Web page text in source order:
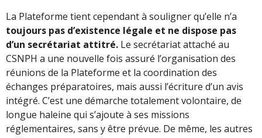
La Plateforme tient cependant à souligner qu’elle n’a
toujours pas d’existence légale et ne dispose pas
d’un secrétariat attitré. Le secrétariat attaché au
CSNPH a une nouvelle fois assuré l’organisation des
réunions de la Plateforme et la coordination des
échanges préparatoires, mais aussi l’écriture d’un avis
intégré. C’est une démarche totalement volontaire, de
longue haleine qui s’ajoute à ses missions
réglementaires, sans y être prévue. De même, les autres